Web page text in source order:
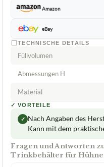
Amazon
eBay
TECHNISCHE DETAILS
Füllvolumen
Abmessungen H
Material
✓ VORTEILE
✓ Nach Angaben des
Kann mit dem
Fragen und Antworten
Trinkbehälter für Hühner